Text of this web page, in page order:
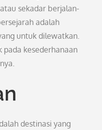
sekadar berjalan-
adalah
untuk dilewatkan.
kesederhanaan
destinasi yang